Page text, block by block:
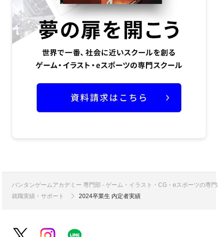
バンタンゲームアカデミー 専門部 - ゲーム・イラスト・CG・eスポーツの専
就職実績・サポート
2024卒業生 内定者実績